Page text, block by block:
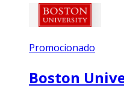
Promocionado
Boston